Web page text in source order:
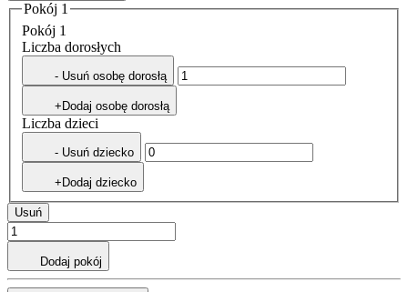
Pokój 1
Pokój 1
Liczba dorosłych
- Usuń osobę dorosłą
+Dodaj osobę dorosłą
Liczba dzieci
- Usuń dziecko
+Dodaj dziecko
Usuń
Dodaj pokój